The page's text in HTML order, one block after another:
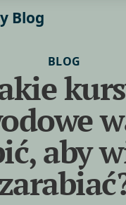
Blog
BLOG
aby